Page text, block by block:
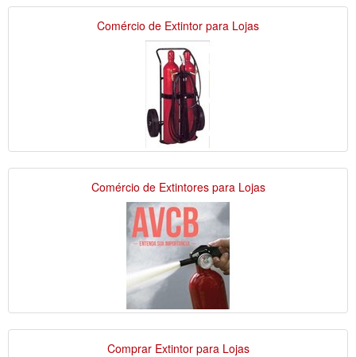
Comércio de Extintor para Lojas
Comércio de Extintores para Lojas
Comprar Extintor para Lojas